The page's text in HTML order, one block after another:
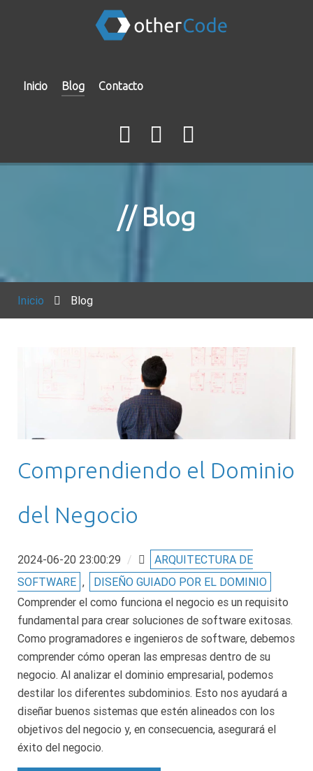
Inicio Blog Contacto
Blog
Inicio Blog
Comprendiendo el Dominio
del Negocio
2024-06-20 23:00:29 /
ARQUITECTURA DE
SOFTWARE ,
DISEÑO GUIADO POR EL DOMINIO
Comprender el como funciona el negocio es un requisito
fundamental para crear soluciones de software exitosas.
Como programadores e ingenieros de software, debemos
comprender cómo operan las empresas dentro de su
negocio. Al analizar el dominio empresarial, podemos
destilar los diferentes subdominios. Esto nos ayudará a
diseñar buenos sistemas que estén alineados con los
objetivos del negocio y, en consecuencia, asegurará el
éxito del negocio.